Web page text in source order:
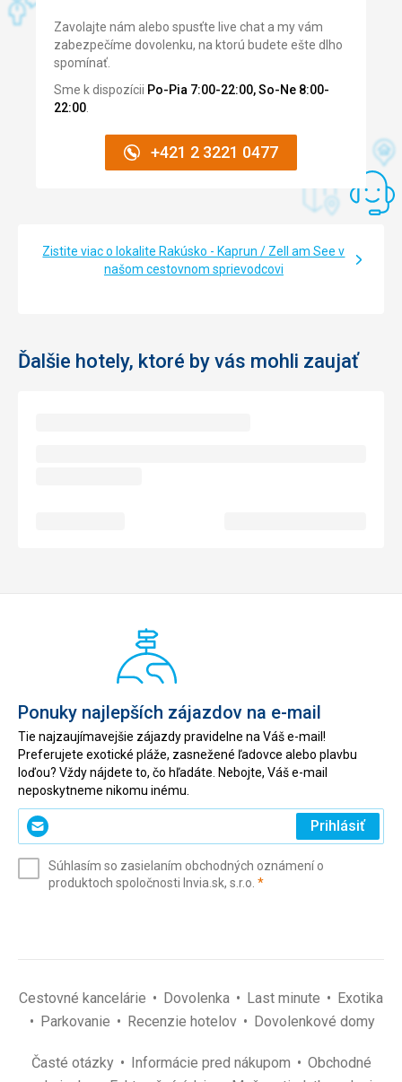
Zavolajte nám alebo spusťte live chat a my vám
zabezpečíme dovolenku, na ktorú budete ešte dlho
spomínať.
Sme k dispozícii Po-Pia 7:00-22:00, So-Ne 8:00-
22:00
+421 2 3221 0477
Zistite viac o lokalite Rakúsko - Kaprun / Zell am See v
našom cestovnom sprievodcovi
Ďalšie hotely, ktoré by vás mohli zaujať
Ponuky najlepších zájazdov na e-mail
Tie najzaujímavejšie zájazdy pravidelne na Váš e-mail!
Preferujete exotické pláže, zasnežené ľadovce alebo plavbu
loďou? Vždy nájdete to, čo hľadáte. Nebojte, Váš e-mail
neposkytneme nikomu inému.
Zadajte
svoj
(povinné)
Prihlásiť
Súhlasím so zasielaním obchodných oznámení o
produktoch spoločnosti Invia.sk, s.r.o. *(povinné)
Cestovné kancelárie Dovolenka Last minute
Exotika
Parkovanie
Recenzie hotelov Dovolenkové domy
Časté otázky Informácie pred nákupom
Obchodné